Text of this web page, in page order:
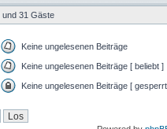
und 31 Gäste
Keine ungelesenen Beiträge
Keine ungelesenen Beiträge [ beliebt ]
Keine ungelesenen Beiträge [